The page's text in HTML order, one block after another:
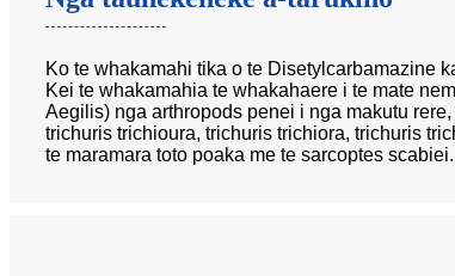
Ko te whakamahi tika o te Disetylcarbamazine
Kei te whakamahia te whakahaere i te mate
Aegilis) nga arthropods penei i nga makutu
trichuris trichioura, trichuris trichiora, trichuris
te maramara toto poaka me te sarcoptes scabiei.